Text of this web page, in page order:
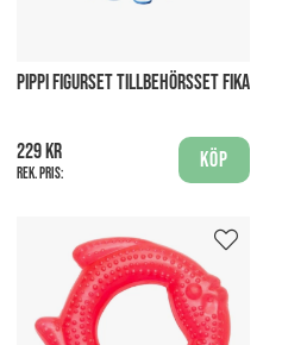
PIPPI FIGURSET TILLBEHÖRSSET FIKA
229 kr
Rek. pris:
Köp